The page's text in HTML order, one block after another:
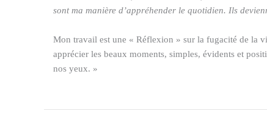
sont ma manière d’appréhender le quotidien. Ils
Mon travail est une « Réflexion » sur la fugacité de la
apprécier les beaux moments, simples, évidents et
nos yeux. »